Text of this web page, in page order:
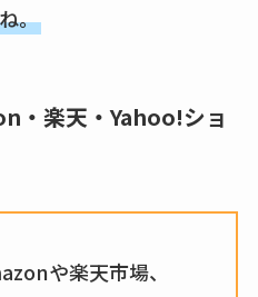
karseellはどこで売っ
amazonなど通販の販
売ってない？どこで
売ってるか・代替品
。
・楽天・Yahoo!ショ
や楽天市場、